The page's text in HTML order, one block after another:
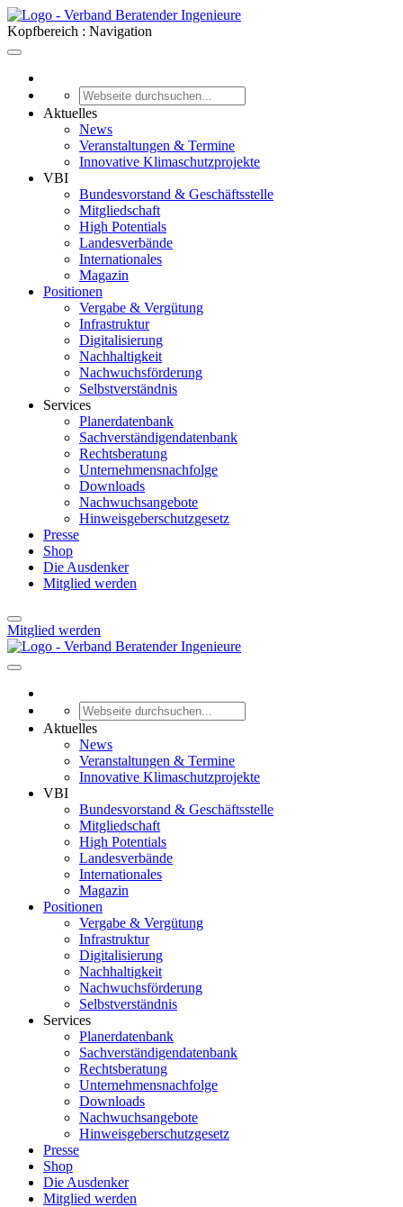
Kopfbereich : Navigation
Aktuelles
News
Veranstaltungen & Termine
Innovative Klimaschutzprojekte
VBI
Bundesvorstand & Geschäftsstelle
Mitgliedschaft
High Potentials
Landesverbände
Internationales
Magazin
Positionen
Vergabe & Vergütung
Infrastruktur
Digitalisierung
Nachhaltigkeit
Nachwuchsförderung
Selbstverständnis
Services
Planerdatenbank
Sachverständigendatenbank
Rechtsberatung
Unternehmensnachfolge
Downloads
Nachwuchsangebote
Hinweisgeberschutzgesetz
Presse
Shop
Die Ausdenker
Mitglied werden
Mitglied werden
Aktuelles
News
Veranstaltungen & Termine
Innovative Klimaschutzprojekte
VBI
Bundesvorstand & Geschäftsstelle
Mitgliedschaft
High Potentials
Landesverbände
Internationales
Magazin
Positionen
Vergabe & Vergütung
Infrastruktur
Digitalisierung
Nachhaltigkeit
Nachwuchsförderung
Selbstverständnis
Services
Planerdatenbank
Sachverständigendatenbank
Rechtsberatung
Unternehmensnachfolge
Downloads
Nachwuchsangebote
Hinweisgeberschutzgesetz
Presse
Shop
Die Ausdenker
Mitglied werden